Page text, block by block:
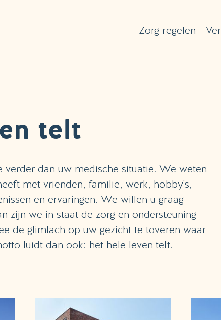
Zorg regelen
telt
dan uw medische situatie. We weten
met vrienden, familie, werk, hobby's,
en ervaringen. We willen u graag
zijn we in staat de zorg en ondersteuning
de glimlach op uw gezicht te toveren waar
luidt dan ook: het hele leven telt.